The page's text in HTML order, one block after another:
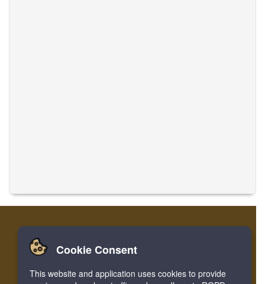
家 登录 寄存器
Facebook Twitter Bookmark
Cookie Consent
This website and application uses cookies to provide